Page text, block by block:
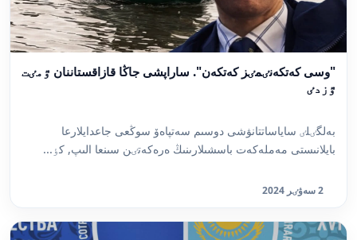
"وسى كەتكەنٸمٸز كەتكەن". ساراپشى جاڭا قازاقستاننان ٷمٸت
ٷزدٸ
بەلگٸلٸ ساياساتتانۋشى دوسىم سەتپاەۆ سوڭعى جاعدايلارعا
بايلانىستى مەملەكەت باسشىلارىنىڭ ەرەكەتٸن سىنعا الىپ, كٶ...
2 سەۋٸر 2024